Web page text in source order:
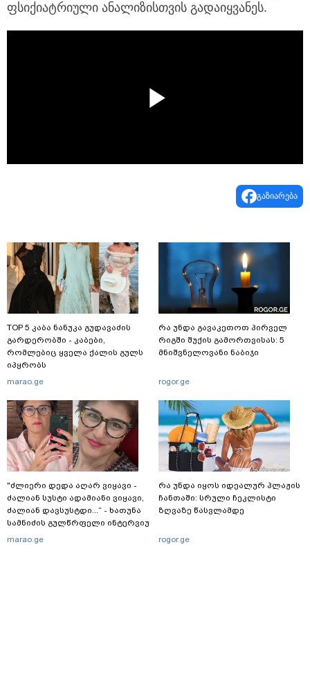
ფსიქიატრიული ანალიზისთვის გადაიყვანეს.
Video
გაზიარება
TOP 5 კაბა ნანუკა გუდავაძის
გარდერობში - კაბები,
რომლებიც ყველა ქალის გულს
იპყრობს
marao.ge
"ძლიერი დედა აღარ ვიყავი -
ძალიან სუსტი ადამიანი ვიყავი,
ძალიან დავსუსტდი...“ - ხათუნა
სამნიძის გულწრფელი ინტერვიუ
marao.ge
რა უნდა გავაკეთოთ პირველ
რიგში შუქის გამორთვისას: 5
მნიშვნელოვანი ნაბიჯი
rogor.ge
რა უნდა იყოს იდეალურ პლაჟის
ჩანთაში: სრული ჩეკლისტი
ზღვაზე წასვლამდე
rogor.ge